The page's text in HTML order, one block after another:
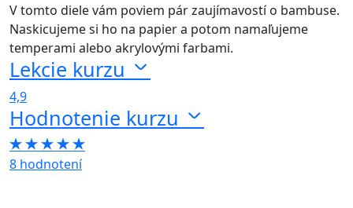
V tomto diele vám poviem pár zaujímavostí o bambuse.
Naskicujeme si ho na papier a potom namaľujeme
temperami alebo akrylovými farbami.
Lekcie kurzu
4,9
Hodnotenie kurzu
8 hodnotení